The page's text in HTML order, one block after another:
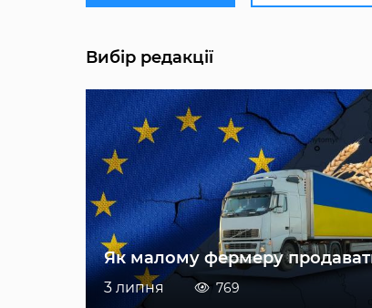
Вибір редакції
Як малому фермеру
3 липня 769